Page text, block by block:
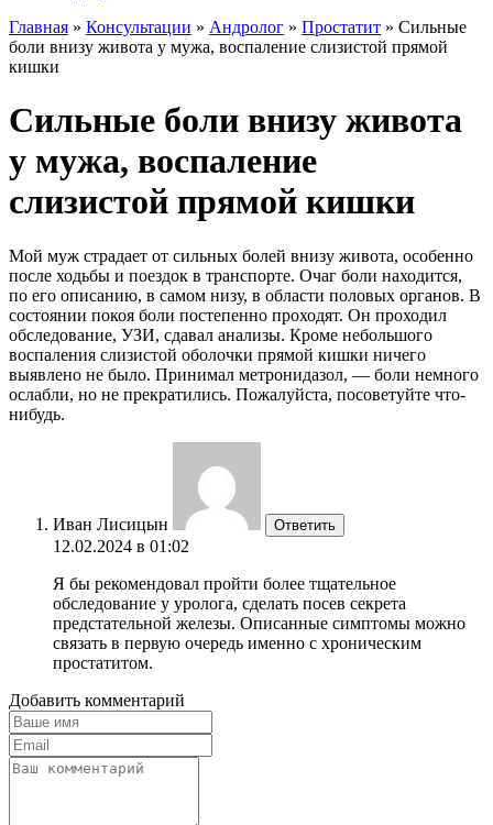
Главная » Консультации » Андролог » Простатит » Сильные
боли внизу живота у мужа, воспаление слизистой прямой
кишки
Сильные боли внизу живота
у мужа, воспаление
слизистой прямой кишки
Мой муж страдает от сильных болей внизу живота, особенно
после ходьбы и поездок в транспорте. Очаг боли находится,
по его описанию, в самом низу, в области половых органов. В
состоянии покоя боли постепенно проходят. Он проходил
обследование, УЗИ, сдавал анализы. Кроме небольшого
воспаления слизистой оболочки прямой кишки ничего
выявлено не было. Принимал метронидазол, — боли немного
ослабли, но не прекратились. Пожалуйста, посоветуйте что-
нибудь.
Иван Лисицын Ответить
12.02.2024 в 01:02
Я бы рекомендовал пройти более тщательное
обследование у уролога, сделать посев секрета
предстательной железы. Описанные симптомы можно
связать в первую очередь именно с хроническим
простатитом.
Добавить комментарий